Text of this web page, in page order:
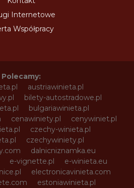
Internetowe
Współpracy
Polecamy:
austriawinieta.pl
bilety-autostradowe.pl
bulgariawinieta.pl
cenawiniety.pl
cenywiniet.pl
czechy-winieta.pl
czechywiniety.pl
dalnicniznamka.eu
e-vignette.pl
e-winieta.eu
electronicavinieta.com
estoniawinieta.pl